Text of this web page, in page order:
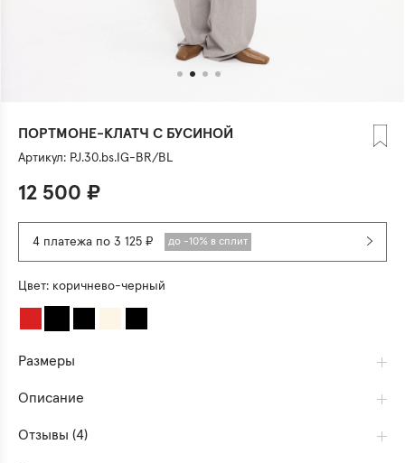
ПОРТМОНЕ-КЛАТЧ С БУСИНОЙ
Артикул: PJ.30.bs.IG-BR/BL
12 500 ₽
4 платежа по 3 125 ₽ до -10% в сплит
Цвет: коричнево-черный
Размеры
Описание
Отзывы (4)